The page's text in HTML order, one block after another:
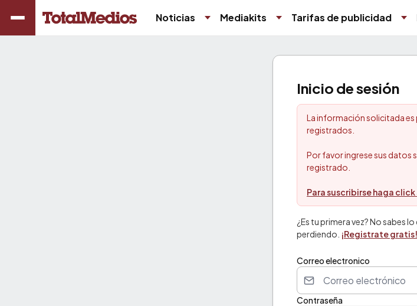
Noticias Mediakits Tarifas de publicidad
Inicio de sesión
La información solicitada es
registrados.
Por favor ingrese sus datos
registrado.
Para suscribirse haga
¿Es tu primera vez? No sabes
perdiendo. ¡Registrate gratis!
Correo electronico
Contraseña